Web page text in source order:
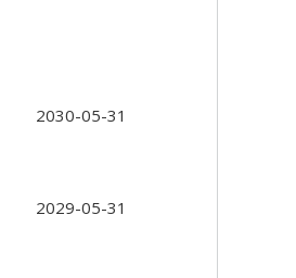
2030-05-31
2029-05-31